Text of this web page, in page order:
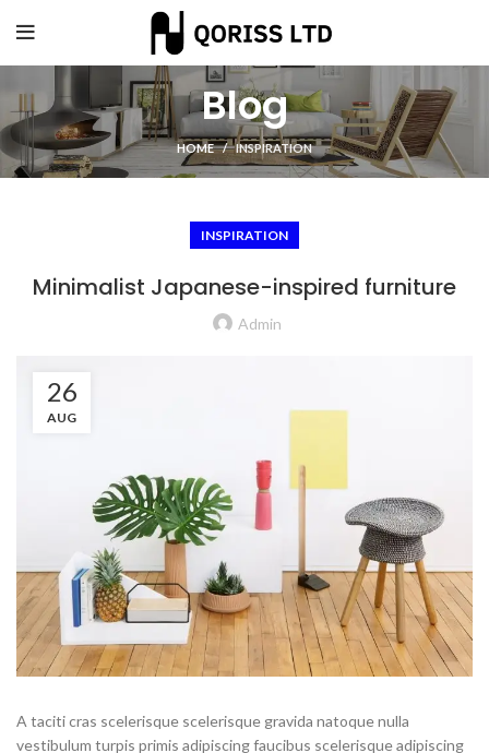
Blog
HOME INSPIRATION
INSPIRATION
Minimalist Japanese-inspired furniture
Admin
26
AUG
A taciti cras scelerisque scelerisque gravida natoque nulla
vestibulum turpis primis adipiscing faucibus scelerisque adipiscing